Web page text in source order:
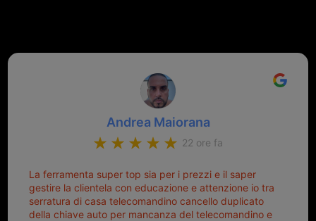
Andrea Maiorana
22 ore fa
La ferramenta super top sia per i prezzi e il saper
gestire la clientela con educazione e attenzione io tra
serratura di casa telecomandino cancello duplicato
della chiave auto per mancanza del telecomandino e